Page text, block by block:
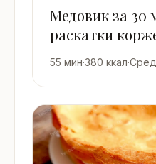
Медовик за 30
раскатки
55 мин·380 ккал·